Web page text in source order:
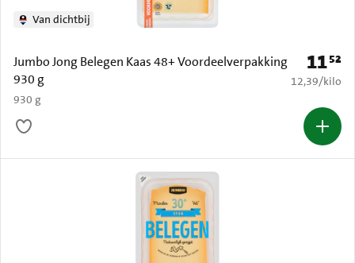
Jumbo Jong Belegen Kaas 48+ Voordeelverpakking
930 g
930 g
Van dichtbij
Prijs: €
1152
€ 12,39 per
12,39/kilo